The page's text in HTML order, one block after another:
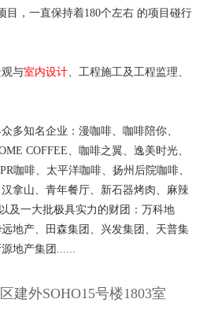
目，一直保持着180个左右 的项目碰行
与室内设计、工程施工及工程监理、
多知名企业：漫咖啡、咖啡陪你、
COFFEE、咖啡之翼、逸美时光、
咖啡、太平洋咖啡、扬州后院咖啡、
拿山、青年餐厅、新石器烤肉、麻辣
及一大批极具实力的财团：万科地
地产、田森集团、兴发集团、天普集
地产集团......
建外SOHO15号楼1803室